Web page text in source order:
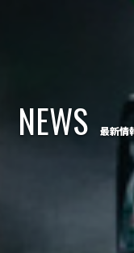
NEWS 最新情